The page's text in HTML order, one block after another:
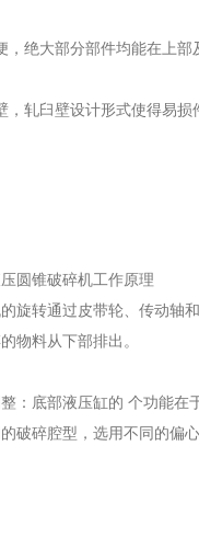
，绝大部分部件均能在上部
，轧臼壁设计形式使得易损
圆锥破碎机工作原理
旋转通过皮带轮、传动轴
物料从下部排出。
：底部液压缸的 个功能在
破碎腔型，选用不同的偏